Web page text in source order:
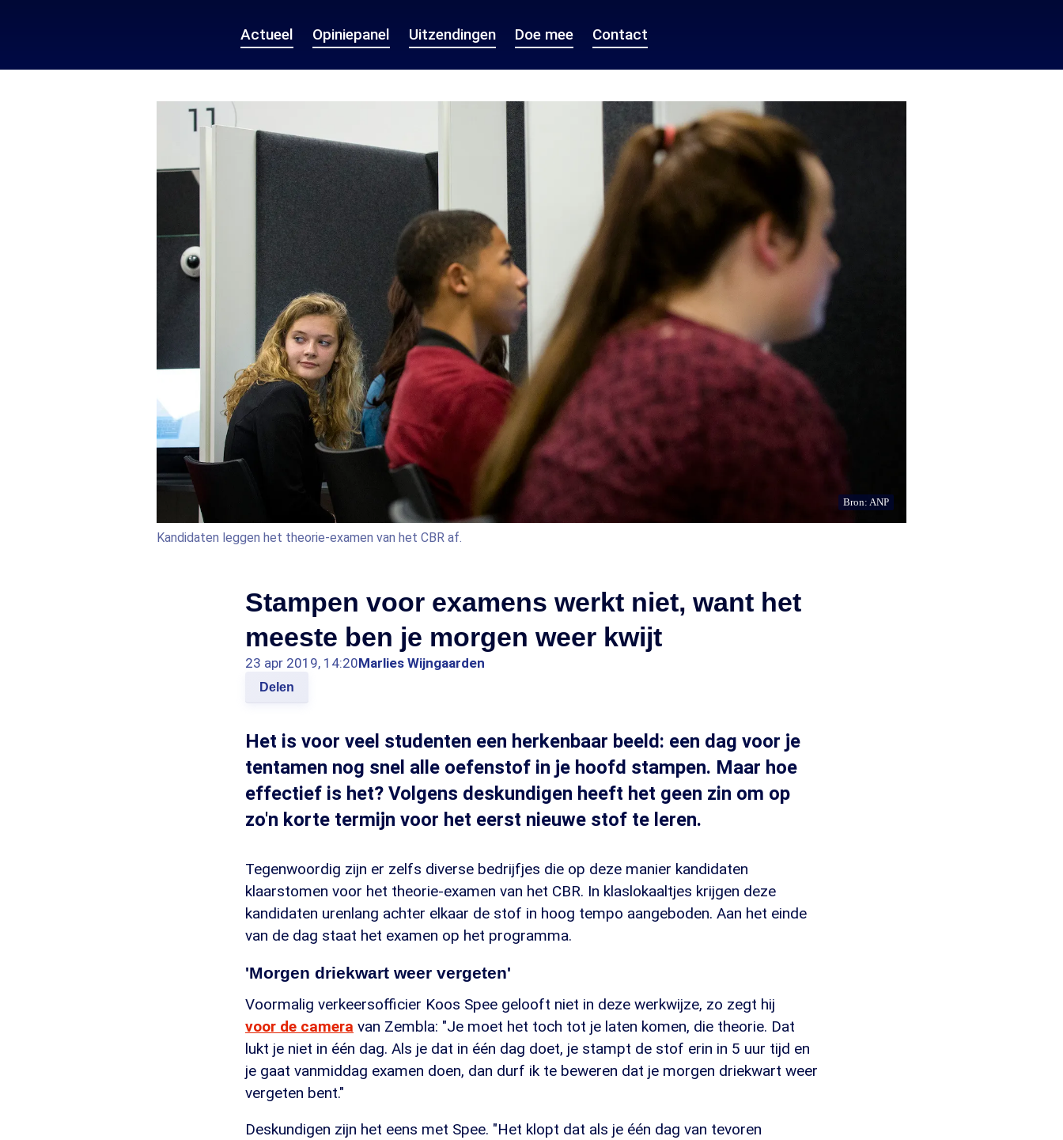
Actueel Opiniepanel Uitzendingen Doe mee Contact
Bron: ANP
Kandidaten leggen het theorie-examen van het CBR af.
Stampen voor examens werkt niet, want het
meeste ben je morgen weer kwijt
23 apr 2019, 14:20Marlies Wijngaarden
Delen
Het is voor veel studenten een herkenbaar beeld: een dag voor je
tentamen nog snel alle oefenstof in je hoofd stampen. Maar hoe
effectief is het? Volgens deskundigen heeft het geen zin om op
zo'n korte termijn voor het eerst nieuwe stof te leren.
Tegenwoordig zijn er zelfs diverse bedrijfjes die op deze manier kandidaten
klaarstomen voor het theorie-examen van het CBR. In klaslokaaltjes krijgen deze
kandidaten urenlang achter elkaar de stof in hoog tempo aangeboden. Aan het einde
van de dag staat het examen op het programma.
'Morgen driekwart weer vergeten'
Voormalig verkeersofficier Koos Spee gelooft niet in deze werkwijze, zo zegt hij
voor de camera van Zembla: "Je moet het toch tot je laten komen, die theorie. Dat
lukt je niet in één dag. Als je dat in één dag doet, je stampt de stof erin in 5 uur tijd en
je gaat vanmiddag examen doen, dan durf ik te beweren dat je morgen driekwart weer
vergeten bent."
Deskundigen zijn het eens met Spee. "Het klopt dat als je één dag van tevoren